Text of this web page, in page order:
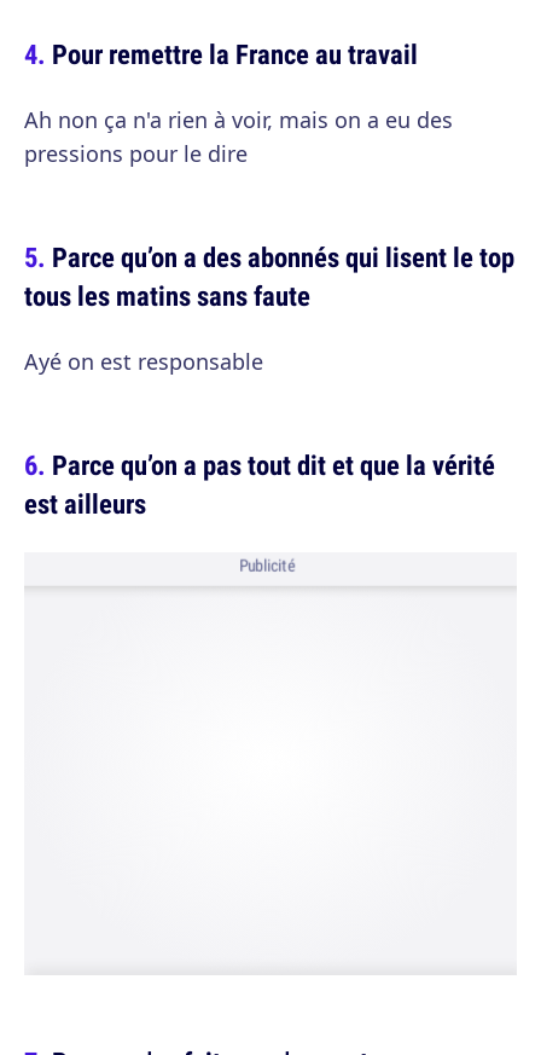
Pour remettre la France au travail
Ah non ça n'a rien à voir, mais on a eu des
pressions pour le dire
Parce qu’on a des abonnés qui lisent le top
tous les matins sans faute
Ayé on est responsable
Parce qu’on a pas tout dit et que la vérité
est ailleurs
Publicité